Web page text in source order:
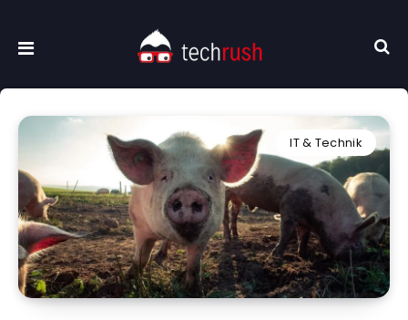
IT & Technik